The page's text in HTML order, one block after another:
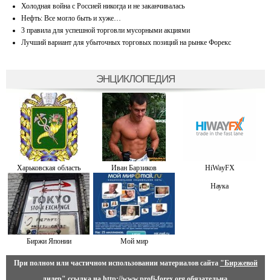
Холодная война с Россией никогда и не заканчивалась
Нефть: Все могло быть и хуже…
3 правила для успешной торговли мусорными акциями
Лучший вариант для убыточных торговых позиций на рынке Форекс
ЭНЦИКЛОПЕДИЯ
Харьковская область Иван Барзиков HiWayFX
Биржи Японии Мой мир
Наука
При полном или частичном использовании материалов сайта "Биржевой